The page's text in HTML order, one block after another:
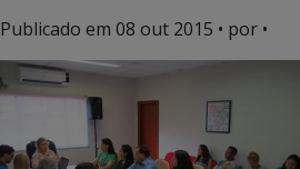
Publicado em 08 out 2015 • por •